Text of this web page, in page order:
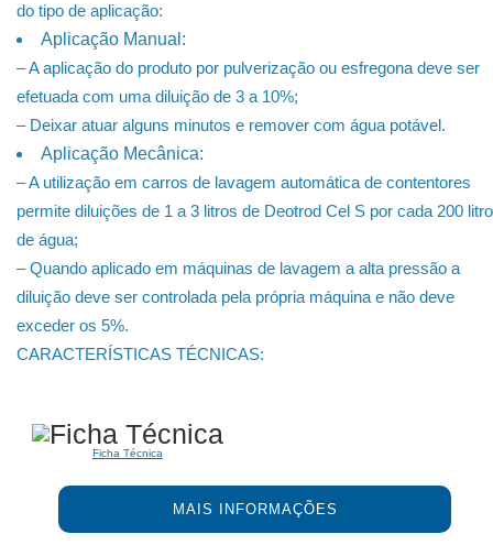
do tipo de aplicação:
Aplicação Manual:
– A aplicação do produto por pulverização ou esfregona deve ser
efetuada com uma diluição de 3 a 10%;
– Deixar atuar alguns minutos e remover com água potável.
Aplicação Mecânica:
– A utilização em carros de lavagem automática de contentores
permite diluições de 1 a 3 litros de Deotrod Cel S por cada 200
de água;
– Quando aplicado em máquinas de lavagem a alta pressão a
diluição deve ser controlada pela própria máquina e não deve
exceder os 5%.
CARACTERÍSTICAS TÉCNICAS:
Ficha Técnica
MAIS INFORMAÇÕES